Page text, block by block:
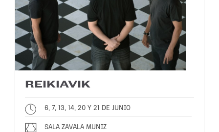
REIKIAVIK
6, 7, 13, 14, 20 Y 21 DE JUNIO
SALA ZAVALA MUNIZ